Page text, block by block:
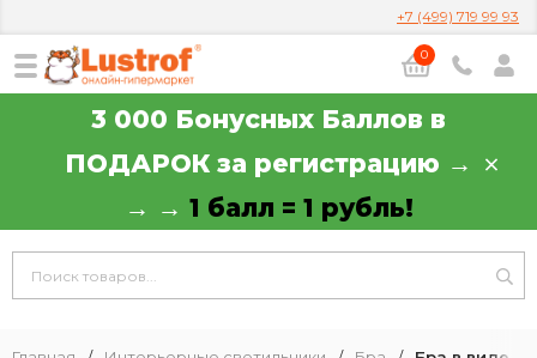
+7 (499) 719 99 93
0
3 000 Бонусных Баллов в
ПОДАРОК за регистрацию →
→ → 1 балл = 1 рубль!